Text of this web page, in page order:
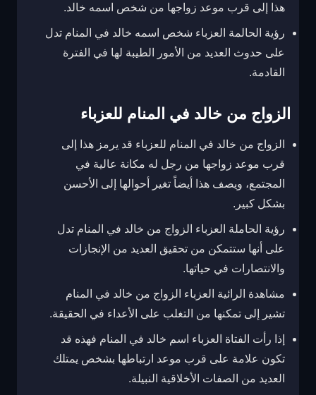
هذا إلى قرب موعد زواجها من شخص اسمه خالد.
رؤية الحالمة العزباء شخص اسمه خالد في المنام تدل
على حدوث العديد من الأمور الطيبة لها في الفترة
القادمة.
الزواج من خالد في المنام للعزباء
الزواج من خالد في المنام للعزباء قد يرمز هذا إلى
قرب موعد زواجها من رجل له مكانة عالية في
المجتمع، ويصف هذا أيضاً تغير أحوالها إلى الأحسن
بشكل كبير.
رؤية الحاملة العزباء الزواج من خالد في المنام تدل
على أنها ستتمكن من تحقيق العديد من الإنجازات
والانتصارات في حياتها.
مشاهدة الرائية العزباء الزواج من خالد في المنام
تشير إلى تمكنها من التغلب على الأعداء في الحقيقة.
إذا رأت الفتاة العزباء اسم خالد في المنام فهذه قد
تكون علامة على قرب موعد ارتباطها بشخص يمتلك
العديد من الصفات الأخلاقية النبيلة.